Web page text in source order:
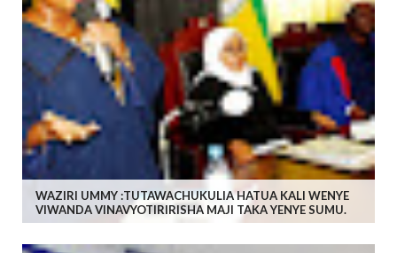
WAZIRI UMMY :TUTAWACHUKULIA HATUA KALI WENYE
VIWANDA VINAVYOTIRIRISHA MAJI TAKA YENYE SUMU.